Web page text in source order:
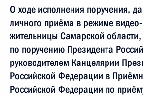
О ходе исполнения поручения,
личного приёма в режиме
жительницы Самарской области,
по поручению Президента
руководителем Канцелярии
Российской Федерации в
Российской Федерации по